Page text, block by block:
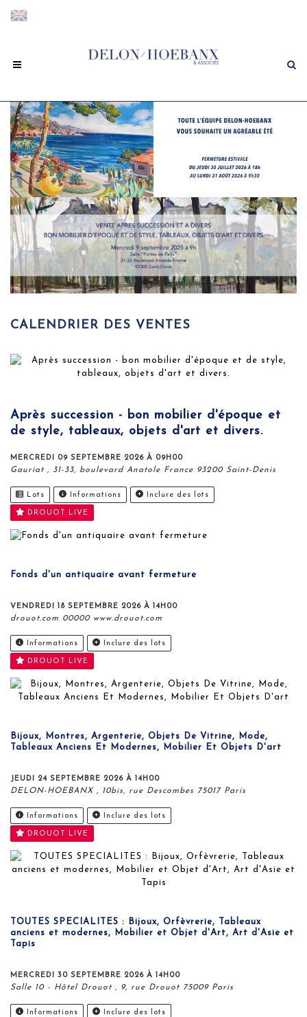
CALENDRIER DES VENTES
Après succession - bon mobilier d'époque et
de style, tableaux, objets d'art et divers.
MERCREDI 09 SEPTEMBRE 2026 À 09H00
Gauriat , 31-33, boulevard Anatole France 93200 Saint-Denis
Lots Informations Inclure des lots
DROUOT LIVE
Fonds d'un antiquaire avant fermeture
VENDREDI 18 SEPTEMBRE 2026 À 14H00
drouot.com 00000 www.drouot.com
Informations Inclure des lots
DROUOT LIVE
Bijoux, Montres, Argenterie, Objets De Vitrine, Mode,
Tableaux Anciens Et Modernes, Mobilier Et Objets D'art
JEUDI 24 SEPTEMBRE 2026 À 14H00
DELON-HOEBANX , 10bis, rue Descombes 75017 Paris
Informations Inclure des lots
DROUOT LIVE
TOUTES SPECIALITES : Bijoux, Orfèvrerie, Tableaux
anciens et modernes, Mobilier et Objet d'Art, Art d'Asie et
Tapis
MERCREDI 30 SEPTEMBRE 2026 À 14H00
Salle 10 - Hôtel Drouot , 9, rue Drouot 75009 Paris
Informations Inclure des lots